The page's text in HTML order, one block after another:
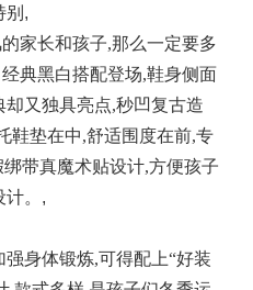
,
家长和孩子,那么一定要多
典黑白搭配登场,鞋身侧面
又独具亮点,秒凹复古造
鞋垫在中,舒适围度在前,专
带真魔术贴设计,方便孩子
。 ,
身体锻炼,可得配上“好装